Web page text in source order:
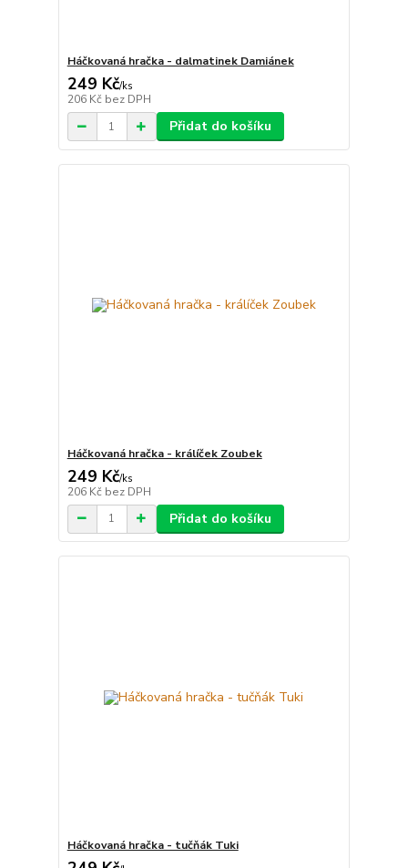
Háčkovaná hračka - dalmatinek Damiánek
249 Kč/ks
206 Kč bez DPH
Přidat do košíku
Háčkovaná hračka - králíček Zoubek
249 Kč/ks
206 Kč bez DPH
Přidat do košíku
Háčkovaná hračka - tučňák Tuki